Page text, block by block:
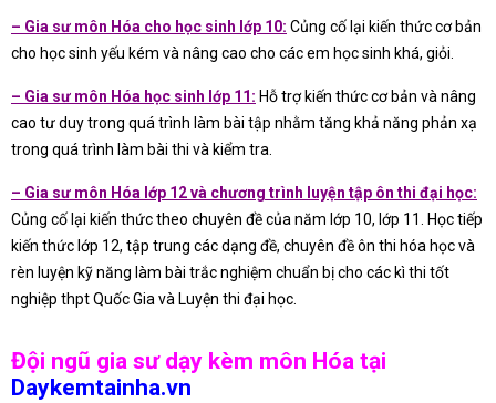
– Gia sư môn Hóa cho học sinh lớp 10: Củng cố lại kiến thức cơ bản
cho học sinh yếu kém và nâng cao cho các em học sinh khá, giỏi.
– Gia sư môn Hóa học sinh lớp 11: Hỗ trợ kiến thức cơ bản và nâng
cao tư duy trong quá trình làm bài tập nhằm tăng khả năng phản xạ
trong quá trình làm bài thi và kiểm tra.
– Gia sư môn Hóa lớp 12 và chương trình luyện tập ôn thi đại học:
Củng cố lại kiến thức theo chuyên đề của năm lớp 10, lớp 11. Học tiếp
kiến thức lớp 12, tập trung các dạng đề, chuyên đề ôn thi hóa học và
rèn luyện kỹ năng làm bài trắc nghiệm chuẩn bị cho các kì thi tốt
nghiệp thpt Quốc Gia và Luyện thi đại học.
Đội ngũ gia sư dạy kèm môn Hóa tại
Daykemtainha.vn